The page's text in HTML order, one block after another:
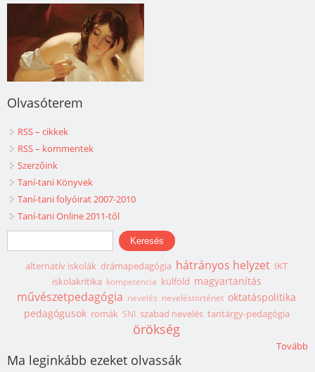
Olvasóterem
RSS – cikkek
RSS – kommentek
Szerzőink
Taní-tani Könyvek
Taní-tani folyóirat 2007-2010
Taní-tani Online 2011-től
Keresés űrlap
Keresés
alternatív iskolák drámapedagógia hátrányos helyzet IKT
iskolakritika kompetencia külföld magyartanítás
művészetpedagógia nevelés neveléstörténet oktatáspolitika
pedagógusok romák SNI szabad nevelés tantárgy-pedagógia
örökség
Tovább
Ma leginkább ezeket olvassák